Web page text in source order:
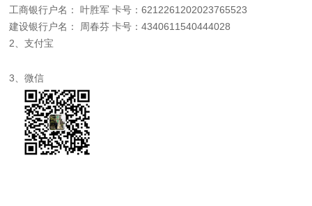
工商银行户名： 叶胜军 卡号：6212261202023765523
建设银行户名： 周春芬 卡号：4340611540444028
2、支付宝
3、微信